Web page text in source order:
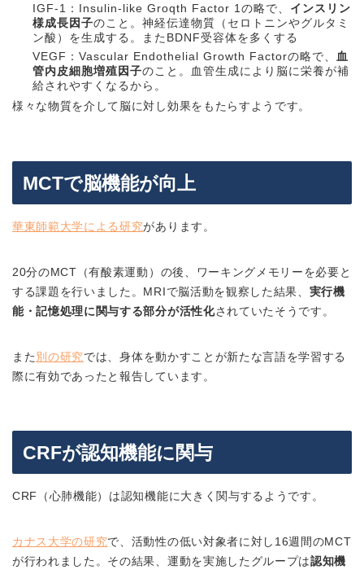
IGF-1
：Insulin-like Groqth Factor 1の略で、 インスリン
様成長因子のこと。神経伝達物質（セロトニンやグルタミ
ン酸）を生成する。またBDNF受容体を多くする
VEGF ：Vascular Endothelial Growth Factorの略で、
血
管内皮細胞増殖因子のこと。血管生成により脳に栄養が補
給されやすくなるから。
様々な物質を介して脳に対し効果をもたらすようです。
MCTで脳機能が向上
華東師範大学による研究があります。
20分のMCT（有酸素運動）の後、ワーキングメモリーを必要と
する課題を行いました。MRIで脳活動を観察した結果、 実行機
能・記憶処理に関与する部分が活性化されていたそうです。
また 別の研究では、身体を動かすことが新たな言語を学習する
際に有効であったと報告しています。
CRFが認知機能に関与
CRF（心肺機能）は認知機能に大きく関与するようです。
カナス大学の研究で、活動性の低い対象者に対し16週間のMCT
が行われました。その結果、運動を実施したグループは認知機